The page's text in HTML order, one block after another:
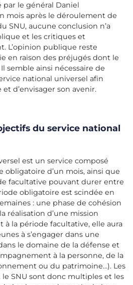
le général Daniel
mois après le déroulement de
SNU, aucune conclusion n’a
et les critiques et
L’opinion publique reste
en raison des préjugés dont le
semble ainsi nécessaire de
national universel afin
d’envisager son avenir.
du service national
est un service composé
obligatoire d’un mois, ainsi que
facultative pouvant durer entre
obligatoire est scindée en
: une phase de cohésion
réalisation d’une mission
à la période facultative, elle aura
à s’engager dans une
le domaine de la défense et
à la personne, de la
ou du patrimoine…). Les
SNU sont donc multiples et les